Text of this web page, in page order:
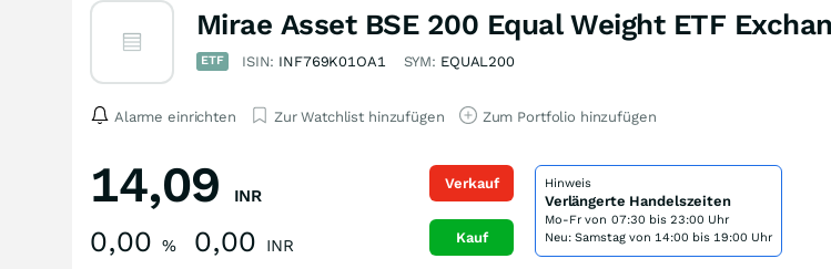
Mirae Asset BSE 200 Equal Weight ETF
ETF ISIN: INF769K01OA1 SYM: EQUAL200
Alarme einrichten Zur Watchlist hinzufügen Zum Portfolio hinzufügen
14,09 INR
0,00 % 0,00 INR
Verkauf
Kauf
Hinweis
Verlängerte Handelszeiten
Mo-Fr von 07:30 bis 23:00 Uhr
Neu: Samstag von 14:00 bis 19:00 Uhr